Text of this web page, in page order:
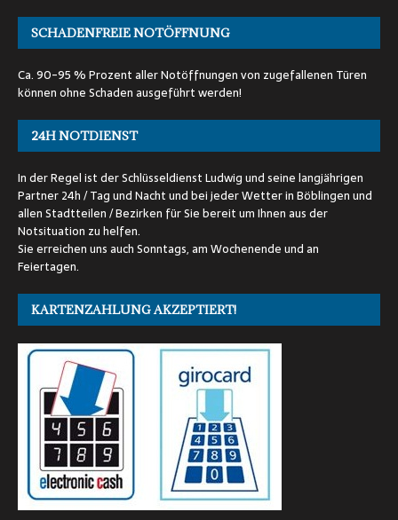
SCHADENFREIE NOTÖFFNUNG
Ca. 90-95 % Prozent aller Notöffnungen von zugefallenen Türen
können ohne Schaden ausgeführt werden!
24H NOTDIENST
In der Regel ist der Schlüsseldienst Ludwig und seine langjährigen
Partner 24h / Tag und Nacht und bei jeder Wetter in Böblingen und
allen Stadtteilen / Bezirken für Sie bereit um Ihnen aus der
Notsituation zu helfen.
Sie erreichen uns auch Sonntags, am Wochenende und an
Feiertagen.
KARTENZAHLUNG AKZEPTIERT!